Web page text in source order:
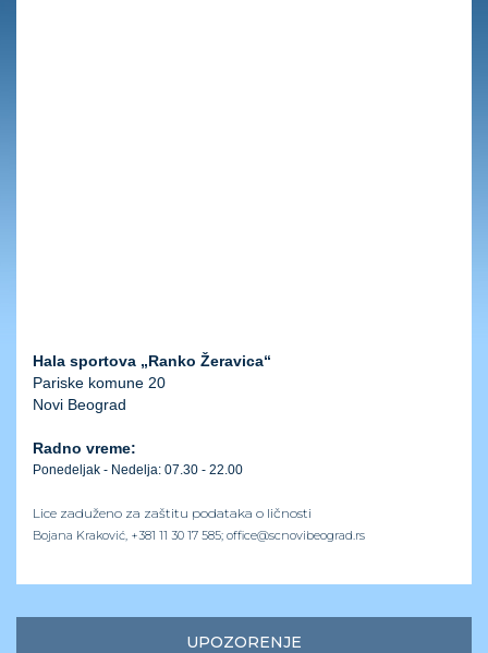
Hala sportova „Ranko Žeravica“
Pariske komune 20
Novi Beograd
Radno vreme:
Ponedeljak - Nedelja: 07.30 - 22.00
Lice zaduženo za zaštitu podataka o ličnosti
Bojana Kraković, +381 11 30 17 585; office@scnovibeograd.rs
UPOZORENJE